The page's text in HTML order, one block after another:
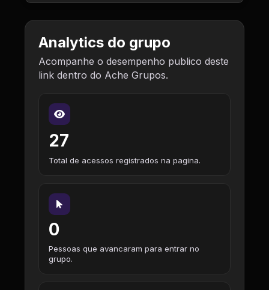
Analytics do grupo
Acompanhe o desempenho publico deste
link dentro do Ache Grupos.
27
Total de acessos registrados na pagina.
0
Pessoas que avancaram para entrar no
grupo.